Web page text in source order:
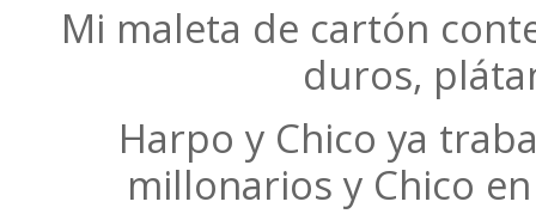
Mi maleta de cartón
duros,
Harpo y Chico ya
millonarios y Chico